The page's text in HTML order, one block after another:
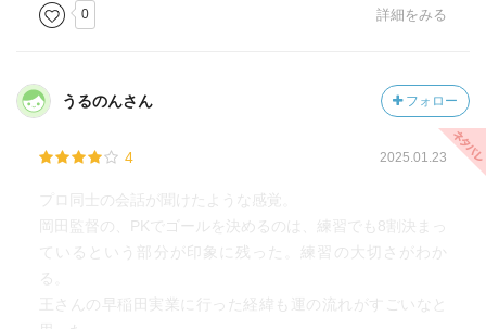
0 詳細をみる
うるのんさん フォロー
4 2025.01.23
プロ同士の会話が聞けたような感覚。
岡田監督の、PKでゴールを決めるのは、練習でも8割決まっ
ているという部分が印象に残った。練習の大切さがわか
る。
王さんの早稲田実業に行った経緯も運の流れがすごいなと